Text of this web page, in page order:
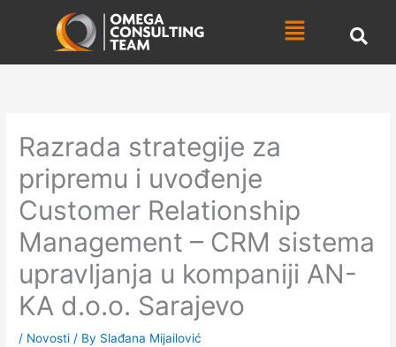
Menu
Razrada strategije za
pripremu i uvođenje
Customer Relationship
Management – CRM sistema
upravljanja u kompaniji AN-
KA d.o.o. Sarajevo
/ Novosti / By Slađana Mijailović